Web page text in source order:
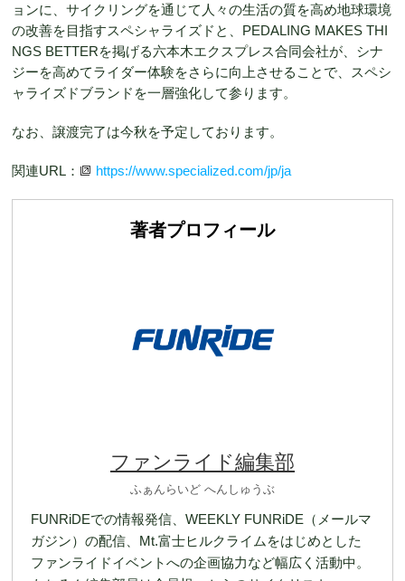
ョンに、サイクリングを通じて人々の生活の質を高め地球環境
の改善を目指すスペシャライズドと、PEDALING MAKES THI
NGS BETTERを掲げる六本木エクスプレス合同会社が、シナ
ジーを高めてライダー体験をさらに向上させることで、スペシ
ャライズドブランドを一層強化して参ります。
なお、譲渡完了は今秋を予定しております。
関連URL： https://www.specialized.com/jp/ja
著者プロフィール
ファンライド編集部
ふぁんらいど へんしゅうぶ
FUNRiDEでの情報発信、WEEKLY FUNRiDE（メールマ
ガジン）の配信、Mt.富士ヒルクライムをはじめとした
ファンライドイベントへの企画協力など幅広く活動中。